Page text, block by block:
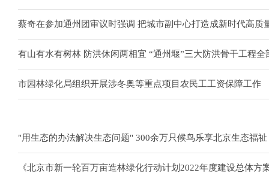
蔡奇在参加通州团审议时强调 把城市副中心打造成新时代高质
有山有水有树林 防洪休闲两相宜 “通州堰”三大防洪骨干工程全
市园林绿化局组织开展涉冬奥等重点项目农民工工资保障工作
"用生态的办法解决生态问题" 300余万只候鸟乐享北京生态福祉
《北京市新一轮百万亩造林绿化行动计划2022年度建设总体方